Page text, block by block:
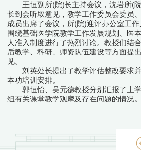
王恒副所(院)长主持会议，沈岩所(院
长到会听取意见，教学工作委员会委员
成员出席了会议，所(院)迎评办公室工
围绕基础医学院教学工作发展规划、医
人准入制度进行了热烈讨论。教授们结
后教学、科研、师资队伍建设等方面提
见。
刘英处长提出了教学评估整改要求并
本功培训安排。
郭恒怡、吴元德教授分别汇报了上学
组有关课堂教学观摩及存在问题的情况。